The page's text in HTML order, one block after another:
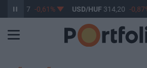
363,17 -0,61% USD/HUF314,20 -